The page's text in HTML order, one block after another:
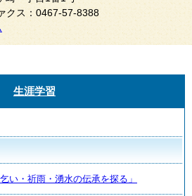
ス：0467-57-8388
生涯学習
・祈雨・湧水の伝承を探る」